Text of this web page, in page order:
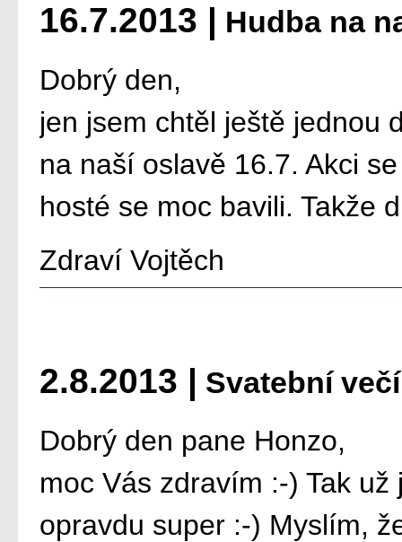
16.7.2013 | Hudba na
Dobrý den,
jen jsem chtěl ještě jednou
na naší oslavě 16.7. Akci
hosté se moc bavili. Takže
Zdraví Vojtěch
2.8.2013 | Svatební
Dobrý den pane Honzo,
moc Vás zdravím :-) Tak
opravdu super :-) Myslím,